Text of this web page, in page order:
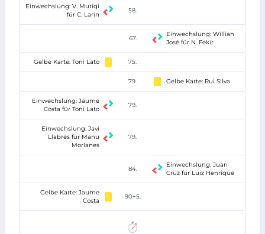
Einwechslung: V. Muriqi
für C. Larin
58.
67.
Einwechslung: Willian
José für N. Fekir
Gelbe Karte: Toni Lato 75.
79. Gelbe Karte: Rui Silva
Einwechslung: Jaume
Costa für Toni Lato
79.
Einwechslung: Javi
Llabrés für Manu
Morlanes
79.
84.
Einwechslung: Juan
Cruz für Luiz Henrique
Gelbe Karte: Jaume
Costa
90+5.